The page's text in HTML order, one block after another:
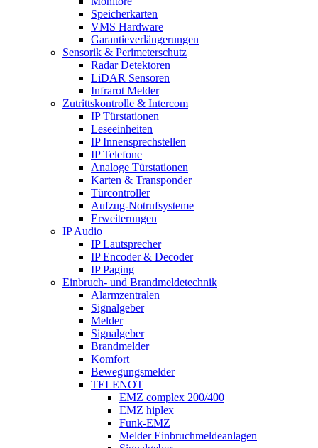
Speicherkarten
VMS Hardware
Garantieverlängerungen
Sensorik & Perimeterschutz
Radar Detektoren
LiDAR Sensoren
Infrarot Melder
Zutrittskontrolle & Intercom
IP Türstationen
Leseeinheiten
IP Innensprechstellen
IP Telefone
Analoge Türstationen
Karten & Transponder
Türcontroller
Aufzug-Notrufsysteme
Erweiterungen
IP Audio
IP Lautsprecher
IP Encoder & Decoder
IP Paging
Einbruch- und Brandmeldetechnik
Alarmzentralen
Signalgeber
Melder
Signalgeber
Brandmelder
Komfort
Bewegungsmelder
TELENOT
EMZ complex 200/400
EMZ hiplex
Funk-EMZ
Melder Einbruchmeldeanlagen